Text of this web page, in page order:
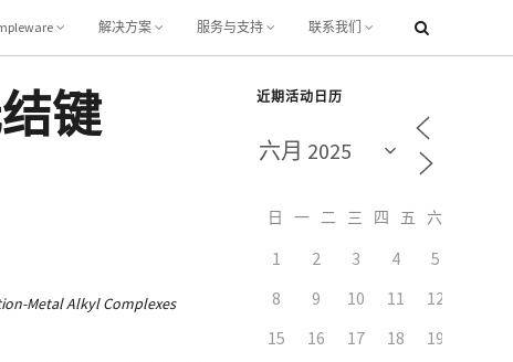
解决方案 服务与支持 联系我们
键
Metal Alkyl Complexes
近期活动日历
日 一 二 三 四 五
1 2 3 4 5
8
9 10 11 12
15
16 17 18 19